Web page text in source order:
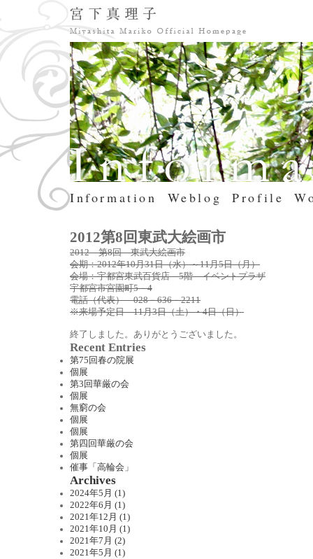
Information Weblog Profile
2012第8回東武大絵画市
2012 第8回 東武大絵画市
会期：2012年10月31日（水）～11月5日（月）
会場：宇都宮東武百貨店 5階 イベントプラザ
宇都宮市宮園町5－4
電話（代表） 028－636－2211
※来場予定日 11月3日（土）・4日（日）
終了しました。ありがとうございました。
Recent Entries
第75回春の院展
個展
第3回華厳の会
個展
無窮の会
個展
個展
第四回華厳の会
個展
催事「高輪会」
Archives
2024年5月 (1)
2022年6月 (1)
2021年12月 (1)
2021年10月 (1)
2021年7月 (2)
2021年5月 (1)